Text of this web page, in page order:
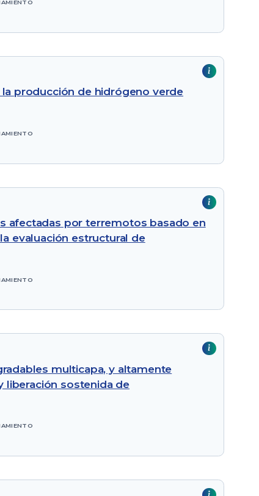
producción de hidrógeno verde
afectadas por terremotos basado en
evaluación estructural de
multicapa, y altamente
liberación sostenida de